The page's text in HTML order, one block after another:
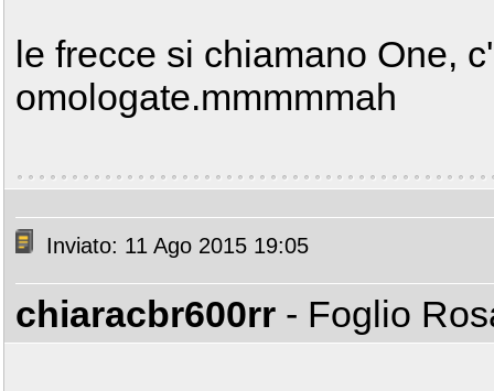
le frecce si chiamano One,
omologate.mmmmmah
Inviato: 11 Ago 2015 19:05
chiaracbr600rr - Foglio